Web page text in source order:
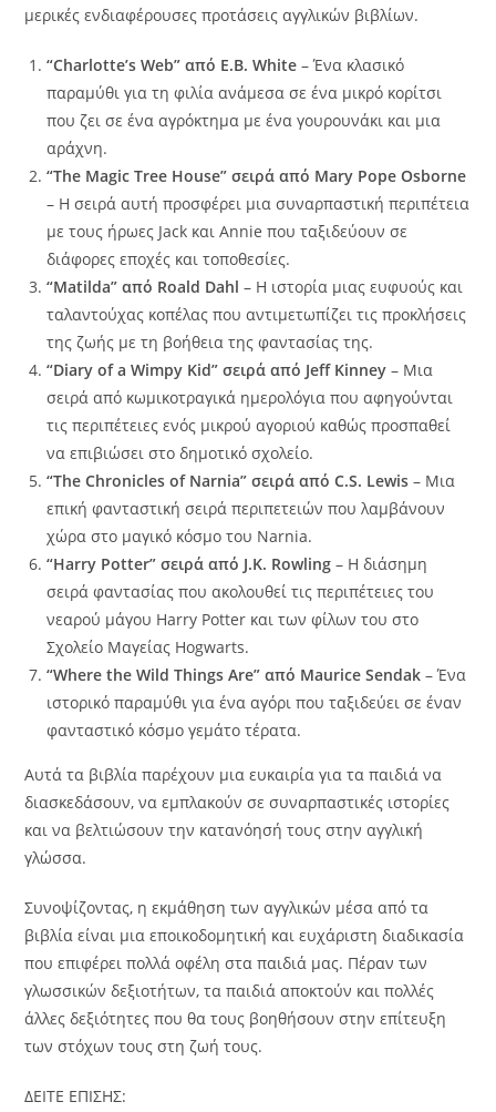
μερικές ενδιαφέρουσες προτάσεις αγγλικών βιβλίων.
“Charlotte’s Web” από E.B. White – Ένα κλασικό
παραμύθι για τη φιλία ανάμεσα σε ένα μικρό κορίτσι
που ζει σε ένα αγρόκτημα με ένα γουρουνάκι και μια
αράχνη.
“The Magic Tree House” σειρά από Mary Pope Osborne
– Η σειρά αυτή προσφέρει μια συναρπαστική περιπέτεια
με τους ήρωες Jack και Annie που ταξιδεύουν σε
διάφορες εποχές και τοποθεσίες.
“Matilda” από Roald Dahl – Η ιστορία μιας ευφυούς και
ταλαντούχας κοπέλας που αντιμετωπίζει τις προκλήσεις
της ζωής με τη βοήθεια της φαντασίας της.
“Diary of a Wimpy Kid” σειρά από Jeff Kinney – Μια
σειρά από κωμικοτραγικά ημερολόγια που αφηγούνται
τις περιπέτειες ενός μικρού αγοριού καθώς προσπαθεί
να επιβιώσει στο δημοτικό σχολείο.
“The Chronicles of Narnia” σειρά από C.S. Lewis – Μια
επική φανταστική σειρά περιπετειών που λαμβάνουν
χώρα στο μαγικό κόσμο του Narnia.
“Harry Potter” σειρά από J.K. Rowling – Η διάσημη
σειρά φαντασίας που ακολουθεί τις περιπέτειες του
νεαρού μάγου Harry Potter και των φίλων του στο
Σχολείο Μαγείας Hogwarts.
“Where the Wild Things Are” από Maurice Sendak – Ένα
ιστορικό παραμύθι για ένα αγόρι που ταξιδεύει σε έναν
φανταστικό κόσμο γεμάτο τέρατα.
Αυτά τα βιβλία παρέχουν μια ευκαιρία για τα παιδιά να
διασκεδάσουν, να εμπλακούν σε συναρπαστικές ιστορίες
και να βελτιώσουν την κατανόησή τους στην αγγλική
γλώσσα.
Συνοψίζοντας, η εκμάθηση των αγγλικών μέσα από τα
βιβλία είναι μια εποικοδομητική και ευχάριστη διαδικασία
που επιφέρει πολλά οφέλη στα παιδιά μας. Πέραν των
γλωσσικών δεξιοτήτων, τα παιδιά αποκτούν και πολλές
άλλες δεξιότητες που θα τους βοηθήσουν στην επίτευξη
των στόχων τους στη ζωή τους.
ΔΕΙΤΕ ΕΠΙΣΗΣ: